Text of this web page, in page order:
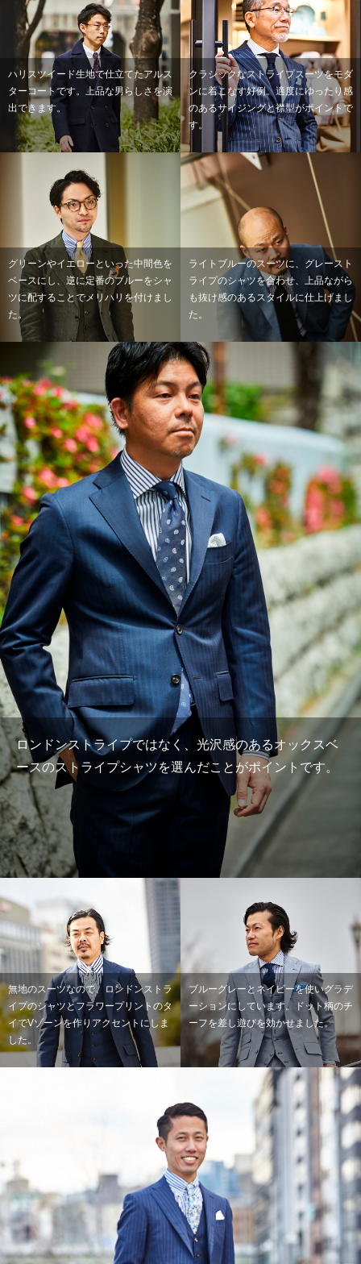
ハリスツイード生地で仕立てたアルス
ターコートです。上品な男らしさを演
出できます。
クラシックなストライプスーツをモダ
ンに着こなす好例。適度にゆったり感
のあるサイジングと襟型がポイントで
す。
グリーンやイエローといった中間色を
ベースにし、逆に定番のブルーをシャ
ツに配することでメリハリを付けまし
た。
ライトブルーのスーツに、グレースト
ライプのシャツを合わせ、上品ながら
も抜け感のあるスタイルに仕上げまし
た。
ロンドンストライプではなく、光沢感のあるオックスベ
ースのストライプシャツを選んだことがポイントです。
無地のスーツなので、ロンドンストラ
イプのシャツとフラワープリントのタ
イでVゾーンを作りアクセントにしま
した。
ブルーグレーとネイビーを使いグラデ
ーションにしています。ドット柄のチ
ーフを差し遊びを効かせました。